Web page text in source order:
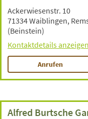
Ackerwiesenstr. 10
71334 Waiblingen,
(Beinstein)
Kontaktdetails anzeigen
Anrufen
Alfred Burtsche